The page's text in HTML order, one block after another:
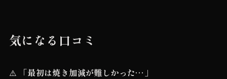
気になる口コミ
⚠️
「最初は焼き加減が難しかった…」